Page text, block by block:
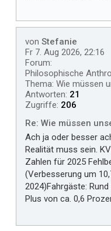
von Stefanie
Fr 7. Aug 2026, 22:16
Forum:
Philosophische
Thema: Wie müssen
Antworten: 21
Zugriffe: 206
Re: Wie müssen
Ach ja oder besser
Realität muss sein.
Zahlen für 2025
(Verbesserung um
2024)Fahrgäste:
Plus von ca. 0,6